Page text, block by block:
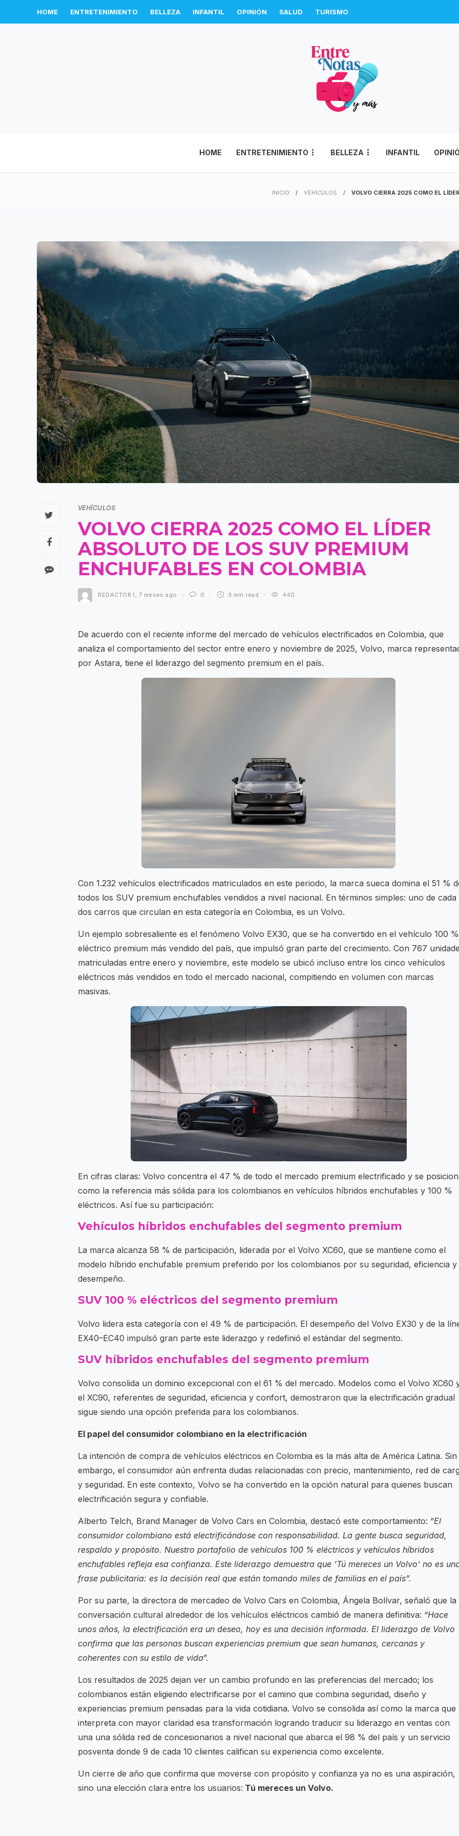
HOME ENTRETENIMIENTO BELLEZA INFANTIL OPINIÓN SALUD TURISMO
HOME ENTRETENIMIENTO BELLEZA INFANTIL
INICIO VEHÍCULOS VOLVO CIERRA 2025 COMO EL
VEHÍCULOS
VOLVO CIERRA 2025 COMO EL LÍDER
ABSOLUTO DE LOS SUV PREMIUM
ENCHUFABLES EN COLOMBIA
REDACTOR 1 , 7 meses ago 0 3 min read 440
De acuerdo con el reciente informe del mercado de vehículos electrificados en Colombia, que
analiza el comportamiento del sector entre enero y noviembre de 2025, Volvo, marca
por Astara, tiene el liderazgo del segmento premium en el país.
Con 1.232 vehículos electrificados matriculados en este periodo, la marca sueca domina el 51 %
todos los SUV premium enchufables vendidos a nivel nacional. En términos simples: uno de cada
dos carros que circulan en esta categoría en Colombia, es un Volvo.
Un ejemplo sobresaliente es el fenómeno Volvo EX30, que se ha convertido en el vehículo 100 %
eléctrico premium más vendido del país, que impulsó gran parte del crecimiento. Con 767
matriculadas entre enero y noviembre, este modelo se ubicó incluso entre los cinco vehículos
eléctricos más vendidos en todo el mercado nacional, compitiendo en volumen con marcas
masivas.
En cifras claras: Volvo concentra el 47 % de todo el mercado premium electrificado y se
como la referencia más sólida para los colombianos en vehículos híbridos enchufables y 100 %
eléctricos. Así fue su participación:
Vehículos híbridos enchufables del segmento premium
La marca alcanza 58 % de participación, liderada por el Volvo XC60, que se mantiene como el
modelo híbrido enchufable premium preferido por los colombianos por su seguridad, eficiencia y
desempeño.
SUV 100 % eléctricos del segmento premium
Volvo lidera esta categoría con el 49 % de participación. El desempeño del Volvo EX30 y de la
EX40–EC40 impulsó gran parte este liderazgo y redefinió el estándar del segmento.
SUV híbridos enchufables del segmento premium
Volvo consolida un dominio excepcional con el 61 % del mercado. Modelos como el Volvo XC60
el XC90, referentes de seguridad, eficiencia y confort, demostraron que la electrificación gradual
sigue siendo una opción preferida para los colombianos.
El papel del consumidor colombiano en la electrificación
La intención de compra de vehículos eléctricos en Colombia es la más alta de América Latina. Sin
embargo, el consumidor aún enfrenta dudas relacionadas con precio, mantenimiento, red de
y seguridad. En este contexto, Volvo se ha convertido en la opción natural para quienes buscan
electrificación segura y confiable.
Alberto Telch, Brand Manager de Volvo Cars en Colombia, destacó este comportamiento: “El
consumidor colombiano está electrificándose con responsabilidad. La gente busca seguridad,
respaldo y propósito. Nuestro portafolio de vehículos 100 % eléctricos y vehículos híbridos
enchufables refleja esa confianza. Este liderazgo demuestra que ‘Tú mereces un Volvo’ no es
frase publicitaria: es la decisión real que están tomando miles de familias en el país”.
Por su parte, la directora de mercadeo de Volvo Cars en Colombia, Ángela Bolívar, señaló que la
conversación cultural alrededor de los vehículos eléctricos cambió de manera definitiva: “Hace
unos años, la electrificación era un deseo, hoy es una decisión informada. El liderazgo de Volvo
confirma que las personas buscan experiencias premium que sean humanas, cercanas y
coherentes con su estilo de vida”.
Los resultados de 2025 dejan ver un cambio profundo en las preferencias del mercado; los
colombianos están eligiendo electrificarse por el camino que combina seguridad, diseño y
experiencias premium pensadas para la vida cotidiana. Volvo se consolida así como la marca que
interpreta con mayor claridad esa transformación logrando traducir su liderazgo en ventas con
una una sólida red de concesionarios a nivel nacional que abarca el 98 % del país y un servicio
posventa donde 9 de cada 10 clientes califican su experiencia como excelente.
Un cierre de año que confirma que moverse con propósito y confianza ya no es una aspiración,
sino una elección clara entre los usuarios: Tú mereces un Volvo.